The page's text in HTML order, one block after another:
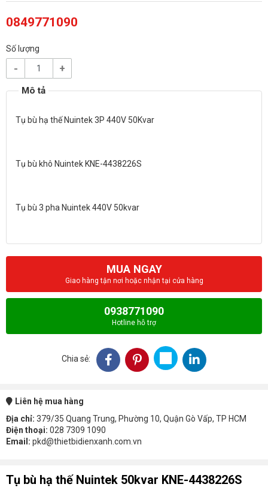
0849771090
Số lượng
- +
Tụ bù hạ thế Nuintek 3P 440V 50Kvar
Tụ bù khô Nuintek KNE-4438226S
Tụ bù 3 pha Nuintek 440V 50kvar
MUA NGAY
Giao hàng tận nơi hoặc nhận tại cửa hàng
0938771090
Hotline hỗ trợ
Chia sẻ:
Liên hệ mua hàng
Địa chỉ: 379/35 Quang Trung, Phường 10, Quận Gò Vấp, TP HCM
Điện thoại: 028 7309 1090
Email: pkd@thietbidienxanh.com.vn
Tụ bù hạ thế Nuintek 50kvar KNE-4438226S